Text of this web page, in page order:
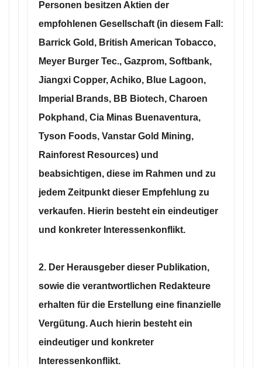
Personen besitzen Aktien der
empfohlenen Gesellschaft (in diesem Fall:
Barrick Gold, British American Tobacco,
Meyer Burger Tec., Gazprom, Softbank,
Jiangxi Copper, Achiko, Blue Lagoon,
Imperial Brands, BB Biotech, Charoen
Pokphand, Cia Minas Buenaventura,
Tyson Foods, Vanstar Gold Mining,
Rainforest Resources) und
beabsichtigen, diese im Rahmen und zu
jedem Zeitpunkt dieser Empfehlung zu
verkaufen. Hierin besteht ein eindeutiger
und konkreter Interessenkonflikt.
2. Der Herausgeber dieser Publikation,
sowie die verantwortlichen Redakteure
erhalten für die Erstellung eine finanzielle
Vergütung. Auch hierin besteht ein
eindeutiger und konkreter
Interessenkonflikt.